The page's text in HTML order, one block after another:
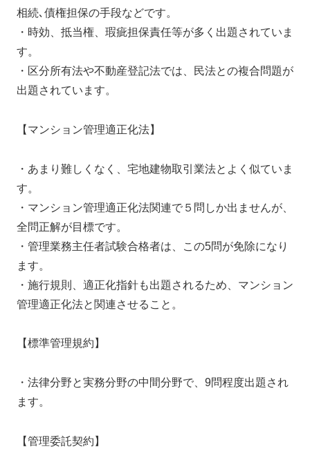
相続､債権担保の手段などです。
・時効、抵当権、瑕疵担保責任等が多く出題されていま
す。
・区分所有法や不動産登記法では、民法との複合問題が
出題されています。
【マンション管理適正化法】
・あまり難しくなく、宅地建物取引業法とよく似ていま
す。
・マンション管理適正化法関連で５問しか出ませんが、
全問正解が目標です。
・管理業務主任者試験合格者は、この5問が免除になり
ます。
・施行規則、適正化指針も出題されるため、マンション
管理適正化法と関連させること。
【標準管理規約】
・法律分野と実務分野の中間分野で、9問程度出題され
ます。
【管理委託契約】